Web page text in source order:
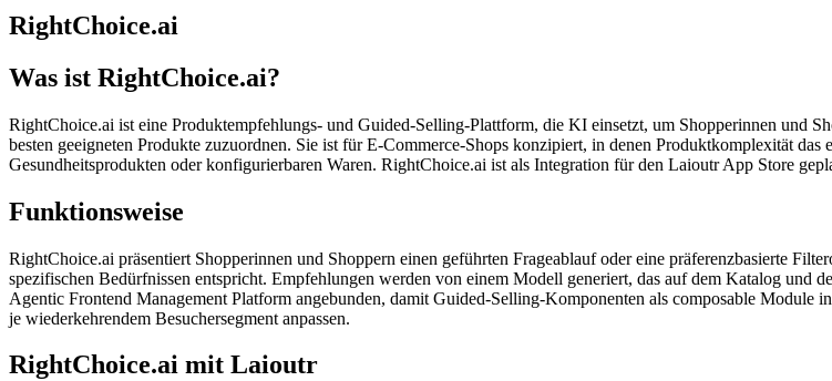
RightChoice.ai
Was ist RightChoice.ai?
RightChoice.ai ist eine Produktempfehlungs- und Guided-Selling-Plattform, die KI einsetzt, um Shopperinnen und
besten geeigneten Produkte zuzuordnen. Sie ist für E-Commerce-Shops konzipiert, in denen Produktkomplexität
Gesundheitsprodukten oder konfigurierbaren Waren. RightChoice.ai ist als Integration für den Laioutr App Store
Funktionsweise
RightChoice.ai präsentiert Shopperinnen und Shoppern einen geführten Frageablauf oder eine präferenzbasierte
spezifischen Bedürfnissen entspricht. Empfehlungen werden von einem Modell generiert, das auf dem Katalog und
Agentic Frontend Management Platform angebunden, damit Guided-Selling-Komponenten als composable Module
je wiederkehrendem Besuchersegment anpassen.
RightChoice.ai mit Laioutr